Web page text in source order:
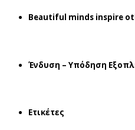
Beautiful minds inspire
Ένδυση – Υπόδηση
Ετικέτες